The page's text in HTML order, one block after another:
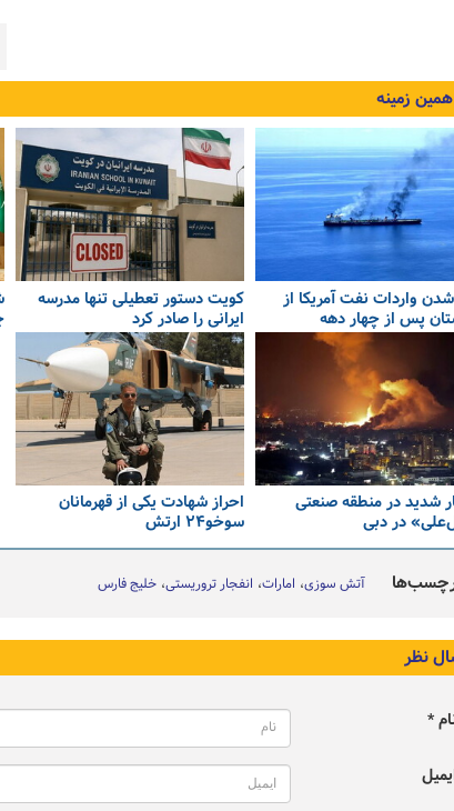
زمینه
واردات نفت آمریکا از
پس از چهار دهه
کویت دستور تعطیلی تنها مدرسه
ایرانی را صادر کرد
شدید در منطقه صنعتی
در دبی
احراز شهادت یکی از قهرمانان
سوخو۲۴ ارتش
آتش سوزی امارات انفجار تروریستی خلیج فارس
نظر
*